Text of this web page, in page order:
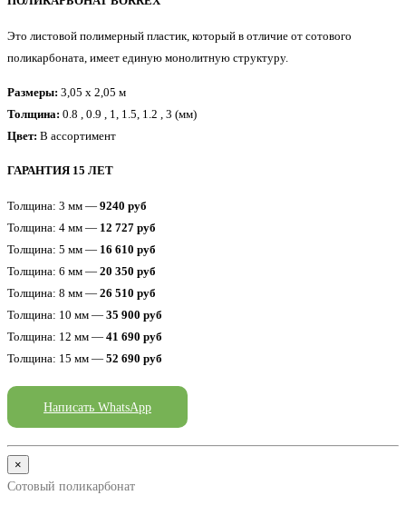
Это листовой полимерный пластик, который в отличие от сотового
поликарбоната, имеет единую монолитную структуру.
Размеры: 3,05 x 2,05 м
Толщина: 0.8 , 0.9 , 1, 1.5, 1.2 , 3 (мм)
Цвет: В ассортимент
ГАРАНТИЯ 15 ЛЕТ
Толщина: 3 мм — 9240 руб
Толщина: 4 мм — 12 727 руб
Толщина: 5 мм — 16 610 руб
Толщина: 6 мм — 20 350 руб
Толщина: 8 мм — 26 510 руб
Толщина: 10 мм — 35 900 руб
Толщина: 12 мм — 41 690 руб
Толщина: 15 мм — 52 690 руб
Написать WhatsApp
×
Сотовый поликарбонат